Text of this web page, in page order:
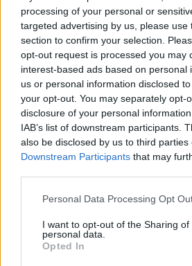
processing of your personal or
targeted advertising by us, please use
section to confirm your selection.
opt-out request is processed you may
interest-based ads based on personal
us or personal information disclosed
your opt-out. You may separately opt-
disclosure of your personal
IAB’s list of downstream participants.
also be disclosed by us to third parties
Downstream Participants that may
Personal Data Processing Opt
I want to opt-out of the Sharing of
personal data.
Opted In
PMP (Tomac)
Forța Dreptei (L. Orban)
PNȚMM
REPER
SENS
SOS (Șoșoacă)
POT (Gavrilă)
PACE (Peia)
PNȚCD (Pavelescu)
PNCR (Terheș)